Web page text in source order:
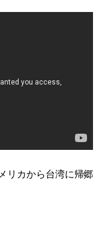
リカから台湾に帰郷